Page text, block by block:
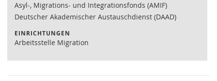
Asyl-, Migrations- und Integrationsfonds (AMIF)
Deutscher Akademischer Austauschdienst (DAAD)
EINRICHTUNGEN
Arbeitsstelle Migration